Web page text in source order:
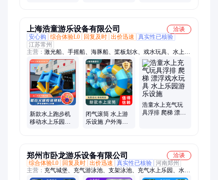
上海浩童游乐设备有限公司
洽谈
安心购
综合体验L0 回复及时 出价迅速
真实性已核验
江苏常州
主营： 激光船、手摇船、海豚船、桨板划水、戏水玩具、水上充
气、水上游乐、充气水池、水上闯关、水上滚筒、水上玩具、水
上冲关、水上浮排、充气水晶球、水上跑步机、观光船、皮划
艇、碰碰车、健身游乐、游乐亲子、充气拉丝垫、透明星空房、
碰碰船、漂流船、汽车拉丝垫
新款水上跑步机
移动水上乐园儿
闭气滚筒 水上游
乐设施 户外海洋
浩童水上充气玩
具浮排 爬梯 漂浮
郑州市卧龙游乐设备有限公司
洽谈
综合体验L0
回复及时 出价迅速 真实性已核验 河南郑州
主营： 充气城堡、充气游泳池、支架泳池、充气水上乐园、水上